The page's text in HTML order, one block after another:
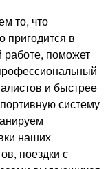
то, что
пригодится в
работе, поможет
и быстрее
систему
наших
поездки с